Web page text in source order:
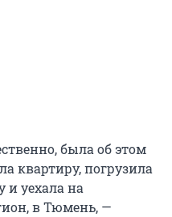
была об этом
квартиру, погрузила
уехала на
в Тюмень, —